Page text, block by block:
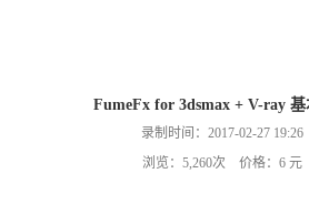
FumeFx for 3dsmax + V-ray 基
录制时间：2017-02-27 19:26
浏览：5,260次 价格：6 元